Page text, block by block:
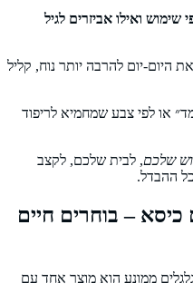
ואילו אביזרים לגיל
היום-יום להרבה יותר נוח, קליל
או לפי צבע שמחמיא לריפוד
שלכם, לבית שלכם, לקצב
ההבדל.
– בוחרים חיים
ממונע הוא מוצר אחד עם